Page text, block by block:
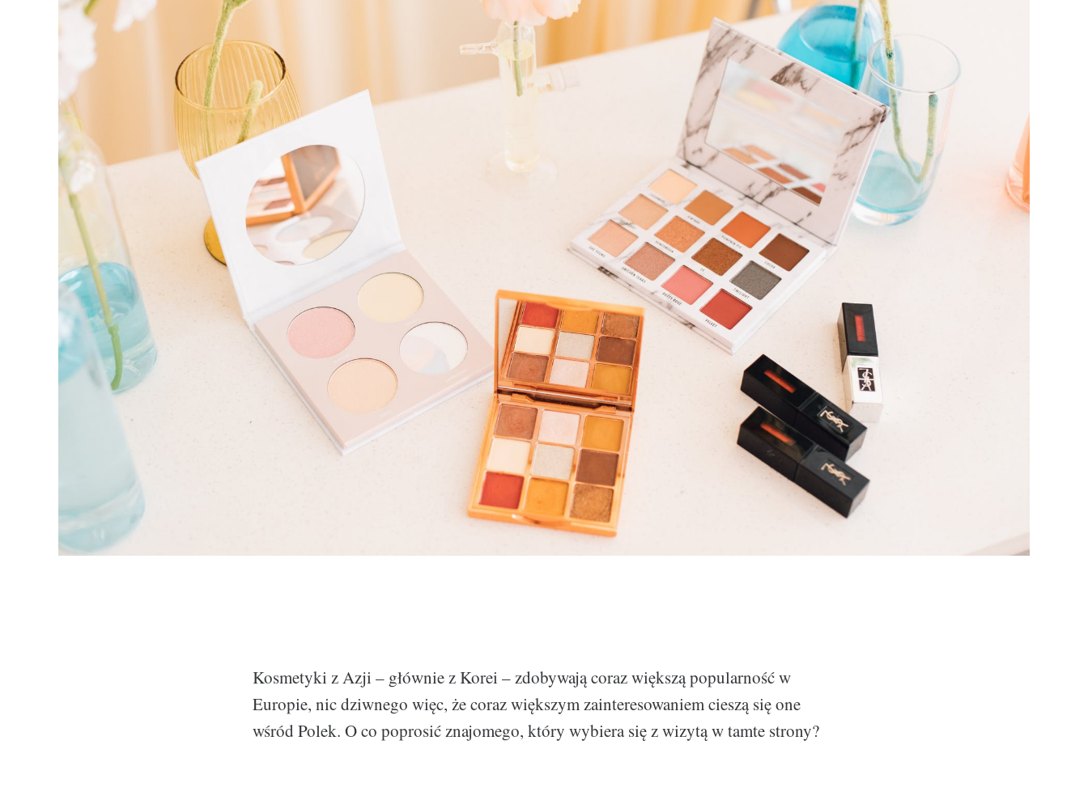
Kosmetyki z Azji – głównie z Korei – zdobywają coraz większą popularność w
Europie, nic dziwnego więc, że coraz większym zainteresowaniem cieszą się one
wśród Polek. O co poprosić znajomego, który wybiera się z wizytą w tamte strony?